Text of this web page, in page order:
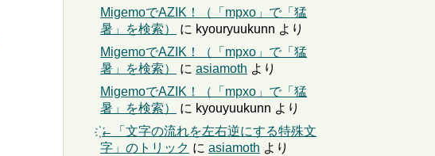
MigemoでAZIK！（「mpxo」で「猛
暑」を検索）
に kyouryuukunn より
MigemoでAZIK！（「mpxo」で「猛
暑」を検索）
に asiamoth より
MigemoでAZIK！（「mpxo」で「猛
暑」を検索）
に kyouyuukunn より
҉←「文字の流れを左右逆にする特殊文
字」のトリック に asiamoth より